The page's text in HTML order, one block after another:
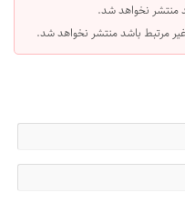
منتشر نخواهد شد.
غیر مرتبط باشد منتشر نخواهد شد.